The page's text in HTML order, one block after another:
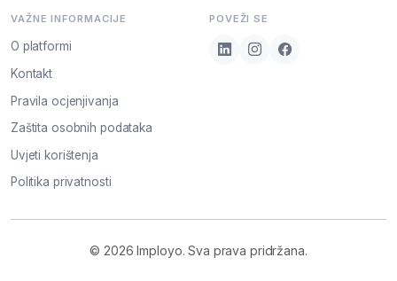
VAŽNE INFORMACIJE
O platformi
Kontakt
Pravila ocjenjivanja
Zaštita osobnih podataka
Uvjeti korištenja
Politika privatnosti
POVEŽI SE
© 2026 Imployo. Sva prava pridržana.